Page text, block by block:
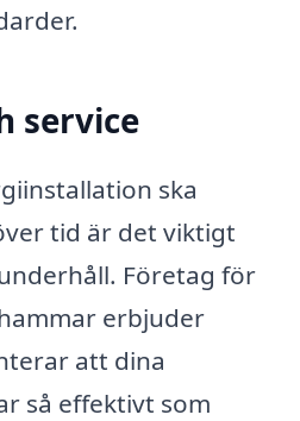
service
ska
tid är det viktigt
Företag för
erbjuder
att dina
så effektivt som